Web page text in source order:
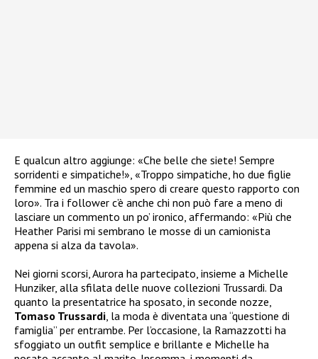
E qualcun altro aggiunge: «Che belle che siete! Sempre
sorridenti e simpatiche!», «Troppo simpatiche, ho due figlie
femmine ed un maschio spero di creare questo rapporto con
loro». Tra i follower c’è anche chi non può fare a meno di
lasciare un commento un po’ ironico, affermando: «Più che
Heather Parisi mi sembrano le mosse di un camionista
appena si alza da tavola».
Nei giorni scorsi, Aurora ha partecipato, insieme a Michelle
Hunziker, alla sfilata delle nuove collezioni Trussardi. Da
quanto la presentatrice ha sposato, in seconde nozze,
Tomaso Trussardi , la moda è diventata una “questione di
famiglia” per entrambe. Per l’occasione, la Ramazzotti ha
sfoggiato un outfit semplice e brillante e Michelle ha